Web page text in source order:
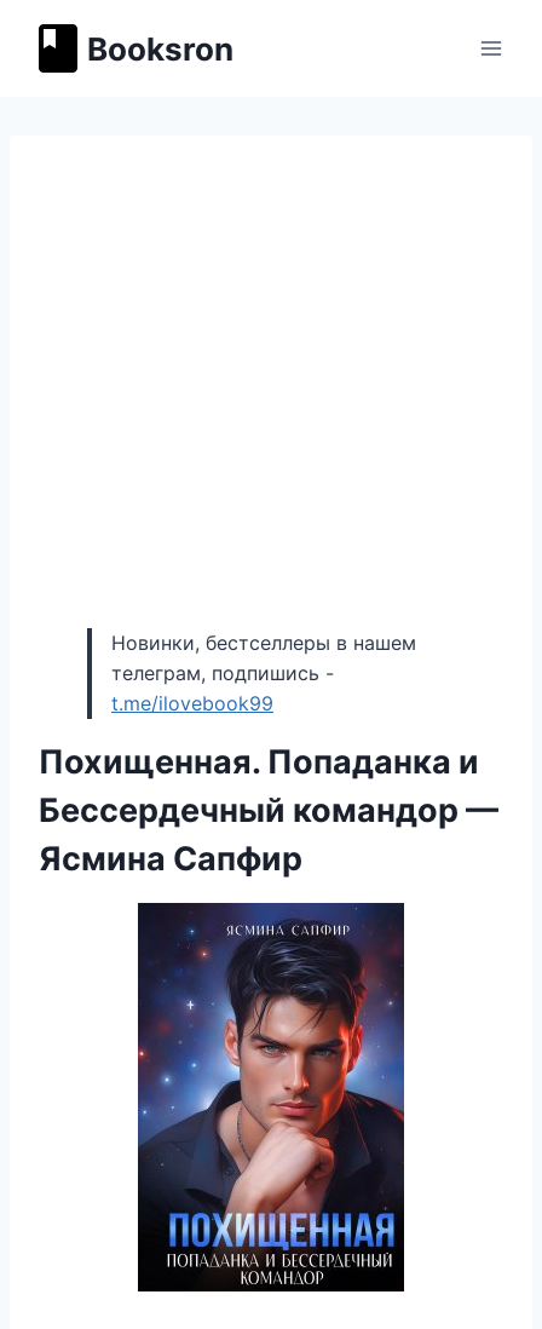
содержимому
Booksron
Новинки, бестселлеры в нашем
телеграм, подпишись -
t.me/ilovebook99
Похищенная. Попаданка и
Бессердечный командор —
Ясмина Сапфир